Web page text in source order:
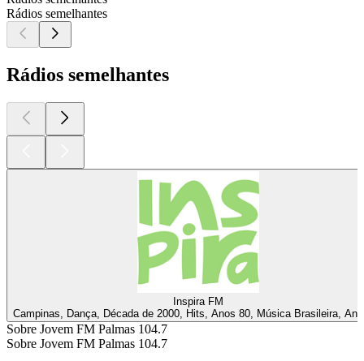
Rádios semelhantes
Rádios semelhantes
Inspira FM
Campinas, Dança, Década de 2000, Hits, Anos 80, Música Brasileira,
Sobre Jovem FM Palmas 104.7
Sobre Jovem FM Palmas 104.7